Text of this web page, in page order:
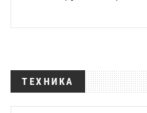
ТЕХНИКА